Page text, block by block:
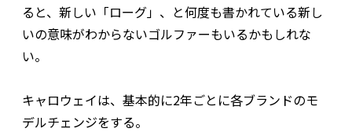
ると、新しい「ローグ」、と何度も書かれている新し
いの意味がわからないゴルファーもいるかもしれな
い。
キャロウェイは、基本的に2年ごとに各ブランドのモ
デルチェンジをする。